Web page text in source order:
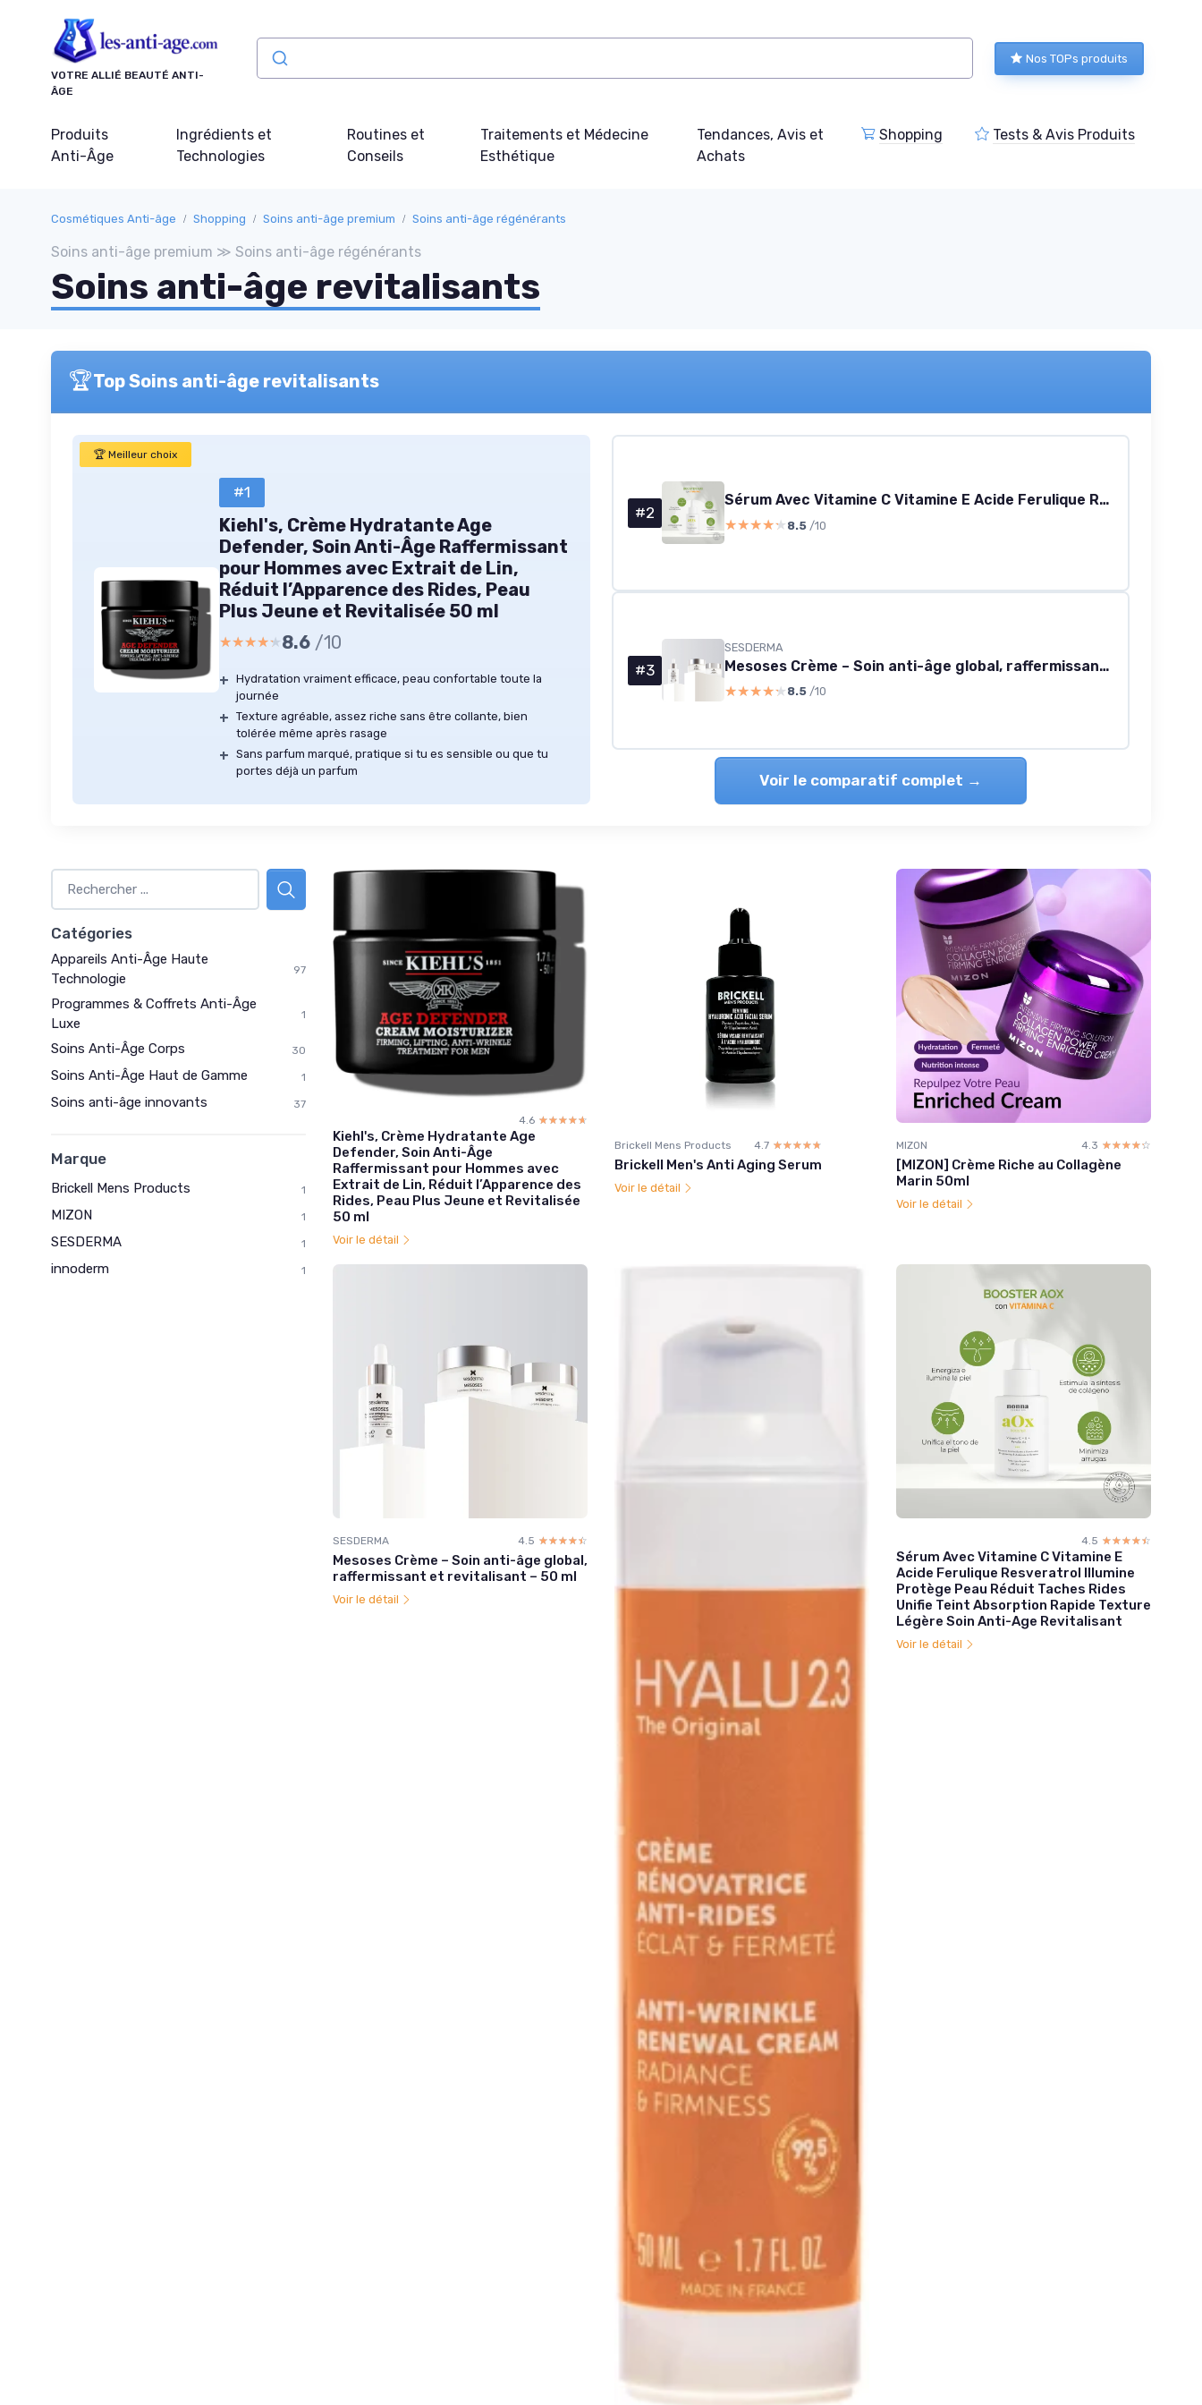
VOTRE ALLIÉ BEAUTÉ ANTI-
ÂGE
Nos TOPs produits
Produits
Anti-Âge
Ingrédients et
Technologies
Routines et
Conseils
Traitements et Médecine
Esthétique
Tendances, Avis et
Achats
Shopping Tests & Avis Produits
Cosmétiques Anti-âge Shopping Soins anti-âge premium Soins anti-âge régénérants
Soins anti-âge premium ≫ Soins anti-âge régénérants
Soins anti-âge revitalisants
🏆Top Soins anti-âge revitalisants
🏆 Meilleur choix
#1
Kiehl's, Crème Hydratante Age
Defender, Soin Anti-Âge Raffermissant
pour Hommes avec Extrait de Lin,
Réduit l’Apparence des Rides, Peau
Plus Jeune et Revitalisée 50 ml
★★★★★
★★★★★8.6 /10
+ Hydratation vraiment efficace, peau confortable toute la
journée
+ Texture agréable, assez riche sans être collante, bien
tolérée même après rasage
+ Sans parfum marqué, pratique si tu es sensible ou que tu
portes déjà un parfum
#2
Sérum Avec Vitamine C Vitamine E Acide Ferulique Resveratrol Illumine Protège Peau Réduit Taches Rides Unifie Teint Absorption Rapide Texture Légère Soin Anti-Age Revitalisant
★★★★★
★★★★★ 8.5 /10
#3
SESDERMA
Mesoses Crème – Soin anti-âge global, raffermissant et revitalisant – 50 ml
★★★★★
★★★★★ 8.5 /10
Voir le comparatif complet →
Catégories
Appareils Anti-Âge Haute
Technologie
97
Programmes & Coffrets Anti-Âge
Luxe
1
Soins Anti-Âge Corps 30
Soins Anti-Âge Haut de Gamme 1
Soins anti-âge innovants 37
Marque
Brickell Mens Products 1
MIZON 1
SESDERMA 1
innoderm 1
4.6 ☆☆☆☆☆
★★★★★
Kiehl's, Crème Hydratante Age
Defender, Soin Anti-Âge
Raffermissant pour Hommes avec
Extrait de Lin, Réduit l’Apparence des
Rides, Peau Plus Jeune et Revitalisée
50 ml
Voir le détail
Brickell Mens Products 4.7 ☆☆☆☆☆
★★★★★
Brickell Men's Anti Aging Serum
Voir le détail
MIZON 4.3 ☆☆☆☆☆
★★★★★
[MIZON] Crème Riche au Collagène
Marin 50ml
Voir le détail
SESDERMA 4.5 ☆☆☆☆☆
★★★★★
Mesoses Crème – Soin anti-âge global,
raffermissant et revitalisant – 50 ml
Voir le détail
4.5 ☆☆☆☆☆
★★★★★
Sérum Avec Vitamine C Vitamine E
Acide Ferulique Resveratrol Illumine
Protège Peau Réduit Taches Rides
Unifie Teint Absorption Rapide Texture
Légère Soin Anti-Age Revitalisant
Voir le détail